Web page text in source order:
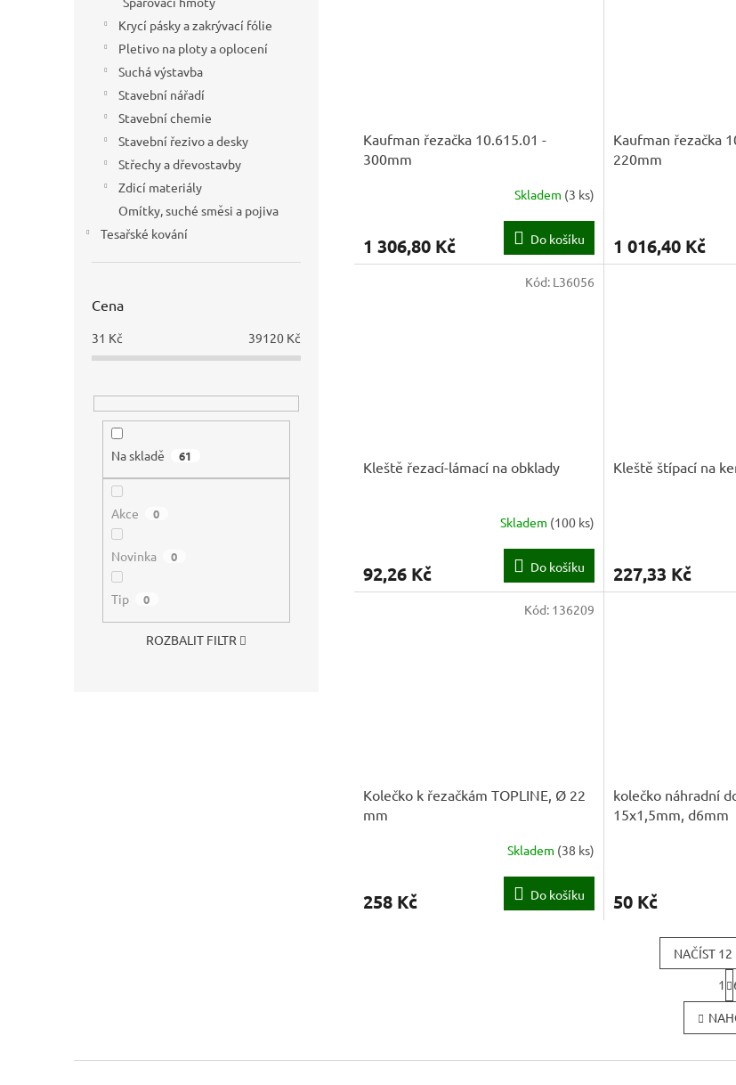
Krycí pásky a zakrývací fólie
Pletivo na ploty a oplocení
Suchá výstavba
Stavební nářadí
Stavební chemie
Stavební řezivo a desky
Střechy a dřevostavby
Zdicí materiály
Omítky, suché směsi a pojiva
Tesařské kování
Cena
31 Kč 39120 Kč
Na skladě 61
Akce 0
Novinka 0
Tip 0
ROZBALIT FILTR
Kaufman řezačka 10.615.01 -
300mm
Skladem (3 ks)
1 306,80 Kč Do košíku
Kaufman řezačka
220mm
1 016,40 Kč
Kleště řezací-lámací na obklady
Skladem (100 ks)
92,26 Kč Do košíku
Kód: L36056
Kleště štípací na
227,33 Kč
Kolečko k řezačkám TOPLINE, Ø 22
mm
Skladem (38 ks)
258 Kč Do košíku
Kód: 136209
kolečko náhradní
15x1,5mm, d6mm
50 Kč
v
l
NAČÍST 12
S
t
r
á
n
o
1